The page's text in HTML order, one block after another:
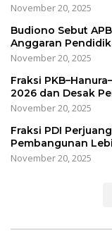
November 20, 2025
Budiono Sebut
Anggaran
November 20, 2025
Fraksi
2026 dan Desak
November 20, 2025
Fraksi PDI
Pembangunan
November 20, 2025